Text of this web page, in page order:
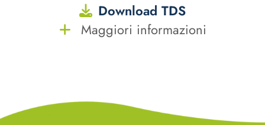
Download TDS
Maggiori informazioni